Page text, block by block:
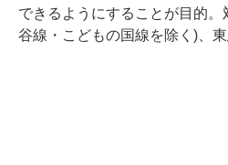
できるようにすることが目的。
谷線・こどもの国線を除く)、東